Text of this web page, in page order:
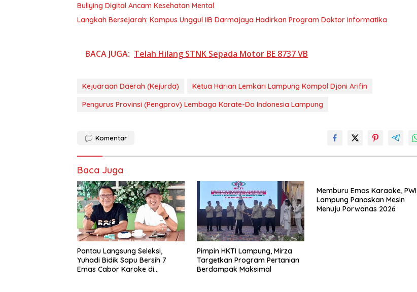
Bullying Digital Ancam Kesehatan Mental
Langkah Bersejarah: Kampus Unggul IIB Darmajaya Hadirkan Program Doktor Informatika
BACA JUGA: Telah Hilang STNK Sepada Motor BE 8737 VB
Kejuaraan Daerah (Kejurda)
Ketua Harian Lemkari Lampung Kompol Djoni Arifin
Pengurus Provinsi (Pengprov) Lembaga Karate-Do Indonesia Lampung
Komentar
Baca Juga
Pantau Langsung Seleksi,
Yuhadi Bidik Sapu Bersih 7
Emas Cabor Karoke di
Pimpin HKTI Lampung, Mirza
Targetkan Program Pertanian
Berdampak Maksimal
Memburu Emas Karaoke, PWI
Lampung Panaskan Mesin
Menuju Porwanas 2026